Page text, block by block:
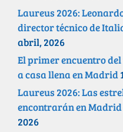
Laureus 2026:
director técnico de
abril, 2026
El primer encuentro
a casa llena en Madrid
Laureus 2026: Las
encontrarán en
2026